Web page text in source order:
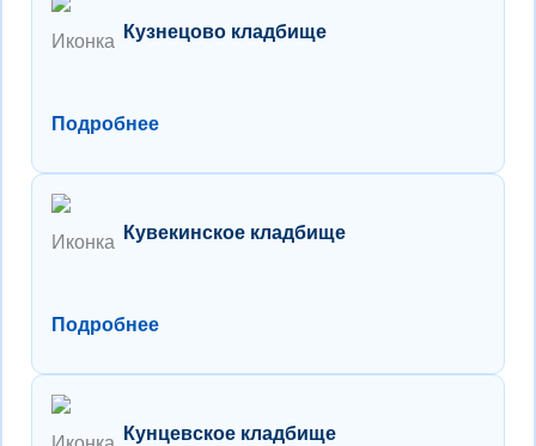
Кузнецово кладбище
Подробнее
Кувекинское кладбище
Подробнее
Кунцевское кладбище